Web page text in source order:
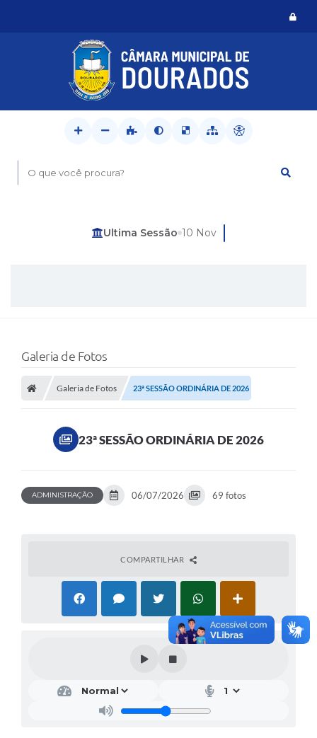
O que você procura?
Última Sessão 10 Nov
Galeria de Fotos
Galeria de Fotos 23ª SESSÃO ORDINÁRIA DE 2026
23ª SESSÃO ORDINÁRIA DE 2026
ADMINISTRAÇÃO 06/07/2026 69 fotos
COMPARTILHAR